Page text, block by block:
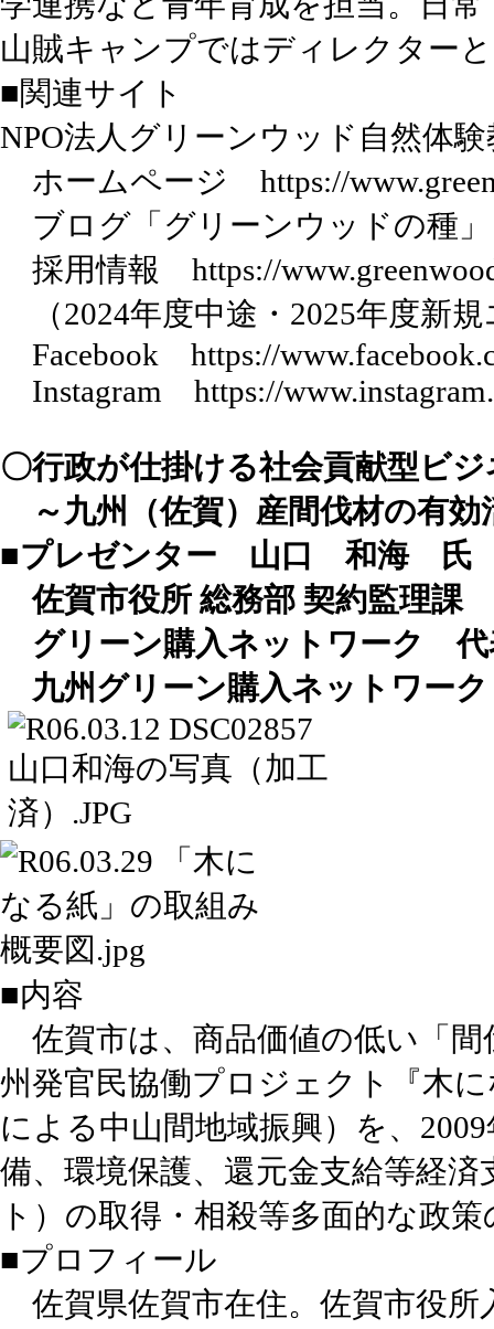
山賊キャンプではディレクター
■関連サイト
NPO法人グリーンウッド自然体
ホームページ https://
ブログ「グリーンウッドの種
採用情報 https://
（2024年度中途・2025年度新
Facebook https://
Instagram https://
〇行政が仕掛ける社会貢献型ビ
～九州（佐賀）産間伐材の有効
■プレゼンター 山口 和海 氏
佐賀市役所 総務部 契約監理課
グリーン購入ネットワーク 代
九州グリーン購入ネットワー
■内容
佐賀市は、商品価値の低い「間
州発官民協働プロジェクト『木
による中山間地域振興）を、
備、環境保護、還元金支給等経
ト）の取得・相殺等多面的な政
■プロフィール
佐賀県佐賀市在住。佐賀市役所